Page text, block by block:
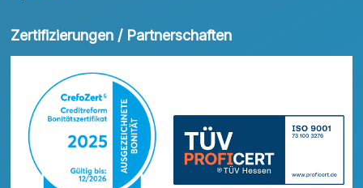
Zertifizierungen / Partnerschaften